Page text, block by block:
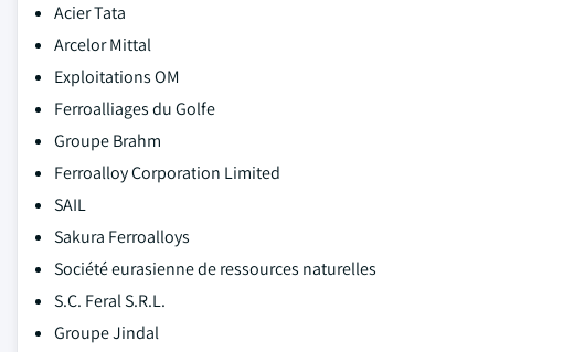
Acier Tata
Arcelor Mittal
Exploitations OM
Ferroalliages du Golfe
Groupe Brahm
Ferroalloy Corporation Limited
SAIL
Sakura Ferroalloys
Société eurasienne de ressources naturelles
S.C. Feral S.R.L.
Groupe Jindal